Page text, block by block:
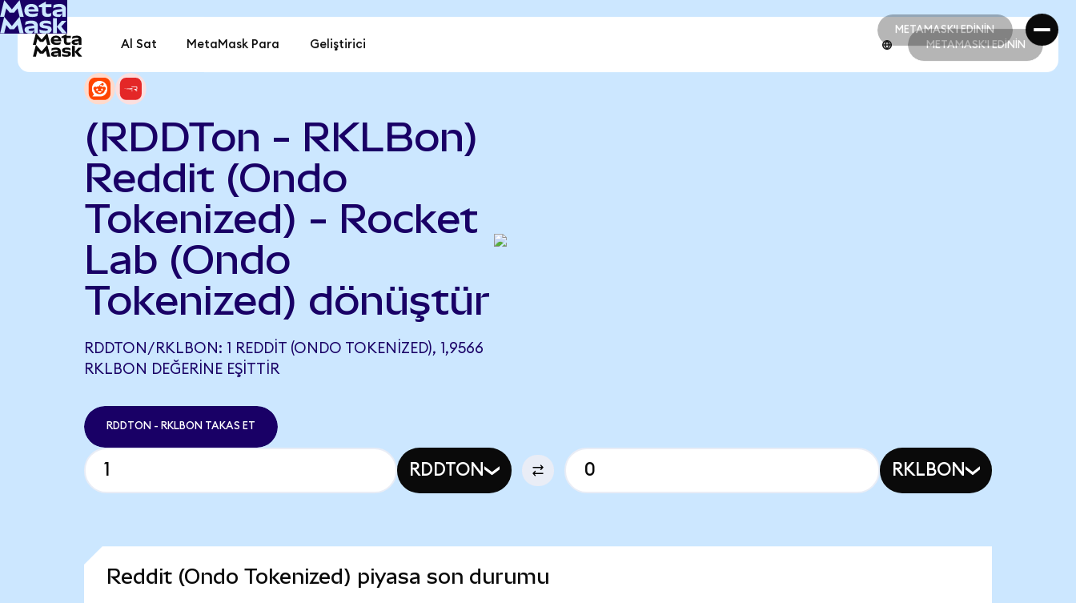
METAMASK'I EDİNİN
METAMASK'I EDİNİN
Al Sat MetaMask Para Geliştirici METAMASK'I EDİNİN
(RDDTon - RKLBon)
Reddit (Ondo
Tokenized) - Rocket
Lab (Ondo
Tokenized) dönüştür
RDDTON/RKLBON: 1 REDDIT (ONDO TOKENIZED), 1,9566
RKLBON DEĞERINE EŞITTIR
RDDTON - RKLBON TAKAS ET
RDDTON RKLBON
Reddit (Ondo Tokenized) piyasa son durumu